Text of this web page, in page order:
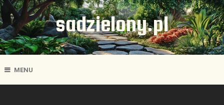
sadzielony.pl
MENU